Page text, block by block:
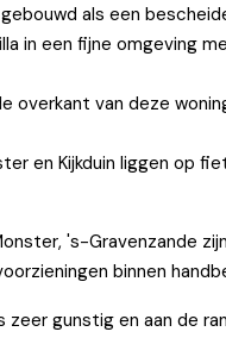
als een
in een fijne omgeving
overkant van deze
en Kijkduin liggen op
's-Gravenzande
binnen
gunstig en aan de